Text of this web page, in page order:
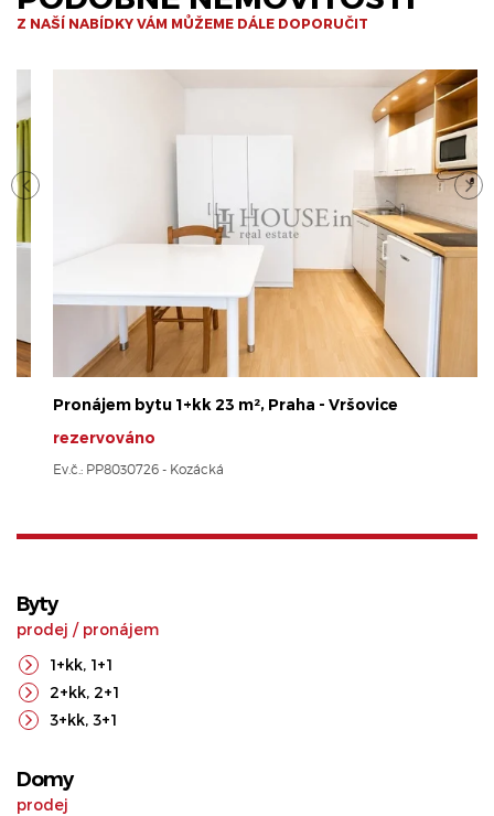
Z NAŠÍ NABÍDKY VÁM MŮŽEME DÁLE DOPORUČIT
Pronájem bytu 1+kk 23 m², Praha - Vršovice
rezervováno
Ev.č.: PP8030726 - Kozácká
Byty
prodej / pronájem
1+kk, 1+1
2+kk, 2+1
3+kk, 3+1
Domy
prodej